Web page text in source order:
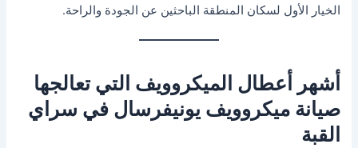
الخيار الأول لسكان المنطقة الباحثين عن الجودة والراحة.
أشهر أعطال الميكروويف التي تعالجها
صيانة ميكروويف يونيفرسال في سراي
القبة